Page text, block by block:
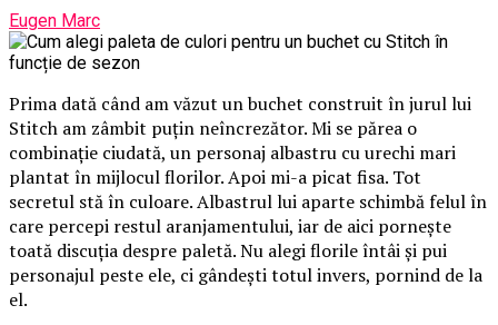
Eugen Marc
Prima dată când am văzut un buchet construit în jurul lui
Stitch am zâmbit puțin neîncrezător. Mi se părea o
combinație ciudată, un personaj albastru cu urechi mari
plantat în mijlocul florilor. Apoi mi-a picat fisa. Tot
secretul stă în culoare. Albastrul lui aparte schimbă felul în
care percepi restul aranjamentului, iar de aici pornește
toată discuția despre paletă. Nu alegi florile întâi și pui
personajul peste ele, ci gândești totul invers, pornind de la
el.